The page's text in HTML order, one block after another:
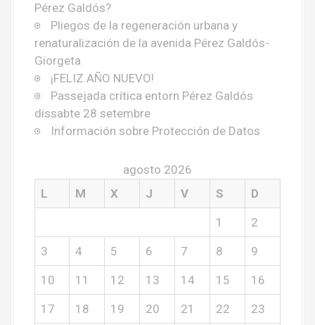
Pérez Galdós?
Pliegos de la regeneración urbana y
renaturalización de la avenida Pérez Galdós-
Giorgeta
¡FELIZ AÑO NUEVO!
Passejada crítica entorn Pérez Galdós
dissabte 28 setembre
Información sobre Protección de Datos
agosto 2026
L
M X J V S D
1 2
3 4 5 6 7 8 9
10 11 12 13 14 15 16
17 18 19 20 21 22 23